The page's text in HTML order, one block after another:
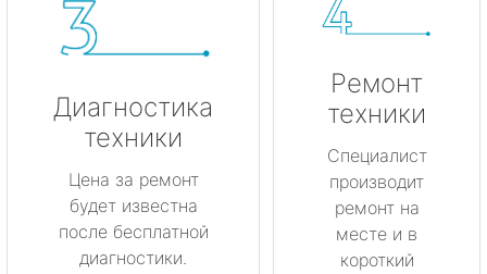
Диагностика
техники
Цена за ремонт
будет известна
после бесплатной
диагностики.
Ремонт
техники
Специалист
производит
ремонт на
месте и в
короткий